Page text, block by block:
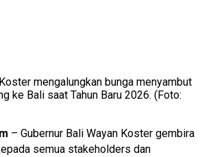
mengalungkan bunga menyambut
ke Bali saat Tahun Baru 2026. (Foto:
– Gubernur Bali Wayan Koster gembira
semua stakeholders dan